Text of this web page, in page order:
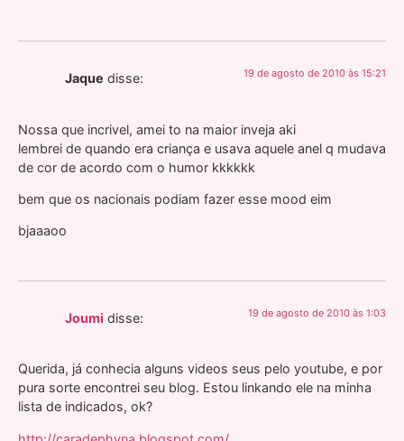
Jaque disse: 19 de agosto de 2010 às 15:21
Nossa que incrivel, amei to na maior inveja aki
lembrei de quando era criança e usava aquele anel q mudava
de cor de acordo com o humor kkkkkk
bem que os nacionais podiam fazer esse mood eim
bjaaaoo
Joumi disse: 19 de agosto de 2010 às 1:03
Querida, já conhecia alguns videos seus pelo youtube, e por
pura sorte encontrei seu blog. Estou linkando ele na minha
lista de indicados, ok?